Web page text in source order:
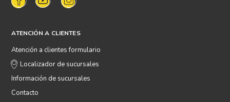
ATENCIÓN A CLIENTES
Atención a clientes formulario
Localizador de sucursales
Información de sucursales
Contacto